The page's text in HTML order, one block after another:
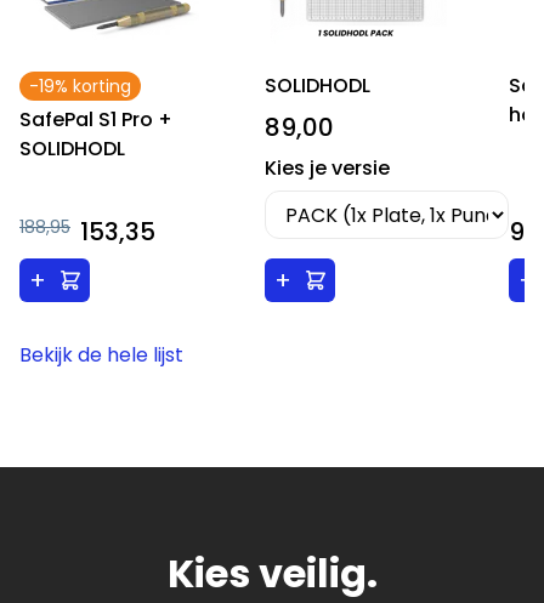
-19% korting
SafePal S1 Pro +
SOLIDHODL
188,95 153,35
+
SOLIDHODL
89,00
Kies je versie
+
+
Bekijk de hele lijst
Kies veilig.